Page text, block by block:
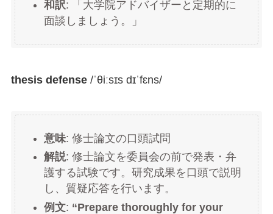
和訳: 「大学院アドバイザーと定期的に
面談しましょう。」
thesis defense/ˈθiːsɪs dɪˈfɛns/
意味: 修士論文の口頭試問
解説: 修士論文を委員会の前で発表・弁
護する試験です。研究成果を口頭で説明
し、質疑応答を行います。
例文: “Prepare thoroughly for your